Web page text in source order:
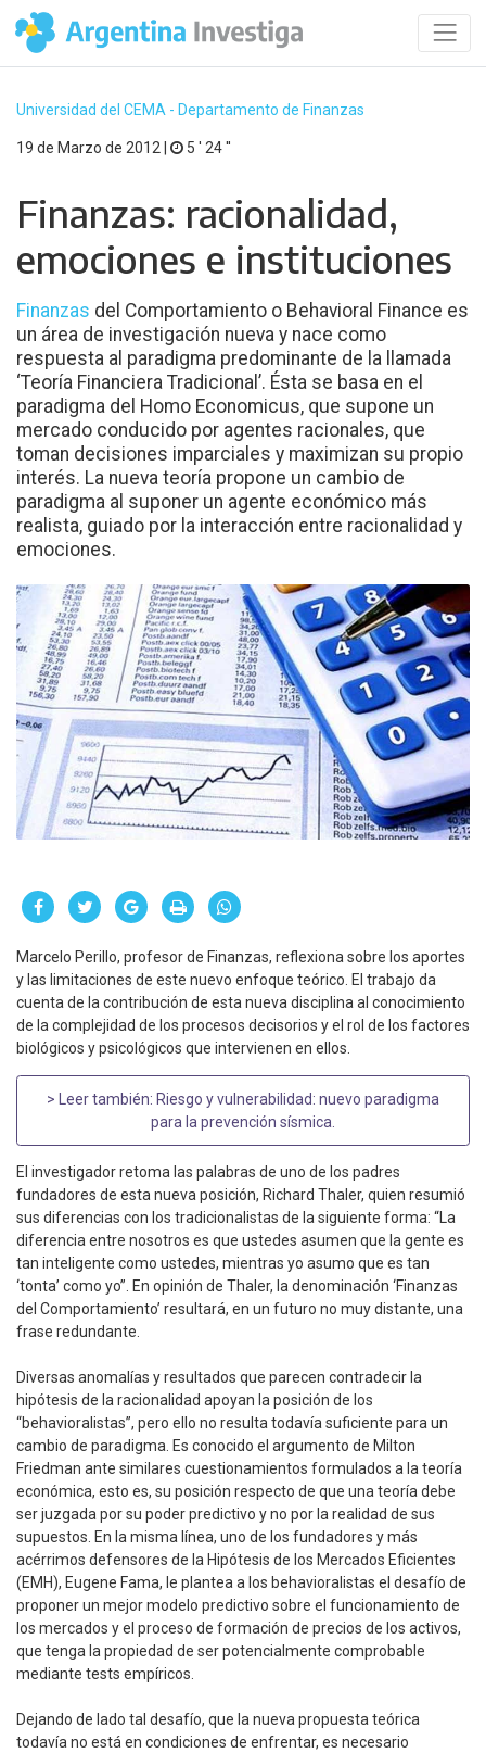
Universidad del CEMA - Departamento de Finanzas
19 de Marzo de 2012 | 5 ′ 24 ′′
Finanzas: racionalidad,
emociones e instituciones
Finanzas del Comportamiento o Behavioral Finance es
un área de investigación nueva y nace como
respuesta al paradigma predominante de la llamada
‘Teoría Financiera Tradicional’. Ésta se basa en el
paradigma del Homo Economicus, que supone un
mercado conducido por agentes racionales, que
toman decisiones imparciales y maximizan su propio
interés. La nueva teoría propone un cambio de
paradigma al suponer un agente económico más
realista, guiado por la interacción entre racionalidad y
emociones.
Marcelo Perillo, profesor de Finanzas, reflexiona sobre los aportes
y las limitaciones de este nuevo enfoque teórico. El trabajo da
cuenta de la contribución de esta nueva disciplina al conocimiento
de la complejidad de los procesos decisorios y el rol de los factores
biológicos y psicológicos que intervienen en ellos.
> Leer también: Riesgo y vulnerabilidad: nuevo paradigma
para la prevención sísmica
El investigador retoma las palabras de uno de los padres
fundadores de esta nueva posición, Richard Thaler, quien resumió
sus diferencias con los tradicionalistas de la siguiente forma: “La
diferencia entre nosotros es que ustedes asumen que la gente es
tan inteligente como ustedes, mientras yo asumo que es tan
‘tonta’ como yo”. En opinión de Thaler, la denominación ‘Finanzas
del Comportamiento’ resultará, en un futuro no muy distante, una
frase redundante.
Diversas anomalías y resultados que parecen contradecir la
hipótesis de la racionalidad apoyan la posición de los
“behavioralistas”, pero ello no resulta todavía suficiente para un
cambio de paradigma. Es conocido el argumento de Milton
Friedman ante similares cuestionamientos formulados a la teoría
económica, esto es, su posición respecto de que una teoría debe
ser juzgada por su poder predictivo y no por la realidad de sus
supuestos. En la misma línea, uno de los fundadores y más
acérrimos defensores de la Hipótesis de los Mercados Eficientes
(EMH), Eugene Fama, le plantea a los behavioralistas el desafío de
proponer un mejor modelo predictivo sobre el funcionamiento de
los mercados y el proceso de formación de precios de los activos,
que tenga la propiedad de ser potencialmente comprobable
mediante tests empíricos.
Dejando de lado tal desafío, que la nueva propuesta teórica
todavía no está en condiciones de enfrentar, es necesario